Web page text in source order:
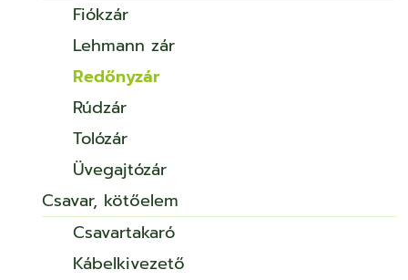
Fiókzár
Lehmann zár
Redőnyzár
Rúdzár
Tolózár
Üvegajtózár
Csavar, kötőelem
Csavartakaró
Kábelkivezető